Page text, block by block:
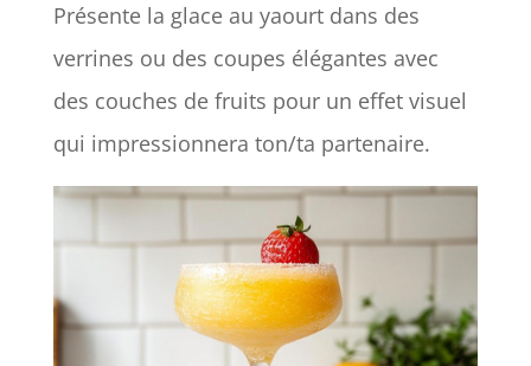
Présente la glace au yaourt dans des
verrines ou des coupes élégantes avec
des couches de fruits pour un effet visuel
qui impressionnera ton/ta partenaire.